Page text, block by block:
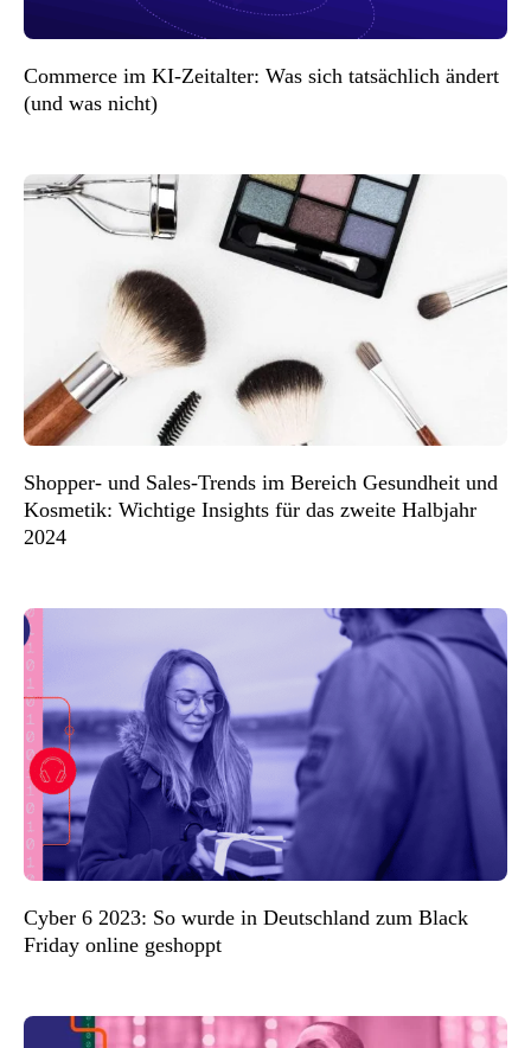
Commerce im KI-Zeitalter: Was sich tatsächlich ändert
(und was nicht)
Shopper- und Sales-Trends im Bereich Gesundheit und
Kosmetik: Wichtige Insights für das zweite Halbjahr
2024
Cyber 6 2023: So wurde in Deutschland zum Black
Friday online geshoppt